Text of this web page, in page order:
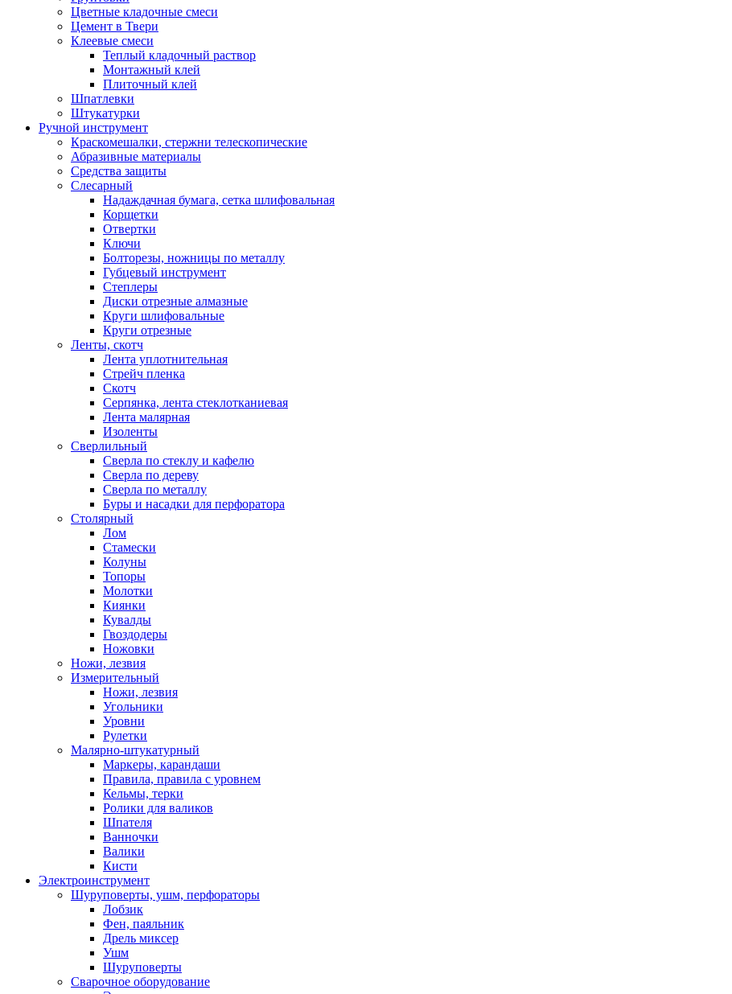
Цветные кладочные смеси
Цемент в Твери
Клеевые смеси
Теплый кладочный раствор
Монтажный клей
Плиточный клей
Шпатлевки
Штукатурки
Ручной инструмент
Краскомешалки, стержни телескопические
Абразивные материалы
Средства защиты
Слесарный
Надаждачная бумага, сетка шлифовальная
Корщетки
Отвертки
Ключи
Болторезы, ножницы по металлу
Губцевый инструмент
Степлеры
Диски отрезные алмазные
Круги шлифовальные
Круги отрезные
Ленты, скотч
Лента уплотнительная
Стрейч пленка
Скотч
Серпянка, лента стеклотканиевая
Лента малярная
Изоленты
Сверлильный
Сверла по стеклу и кафелю
Сверла по дереву
Сверла по металлу
Буры и насадки для перфоратора
Столярный
Лом
Стамески
Колуны
Топоры
Молотки
Киянки
Кувалды
Гвоздодеры
Ножовки
Ножи, лезвия
Измерительный
Ножи, лезвия
Угольники
Уровни
Рулетки
Малярно-штукатурный
Маркеры, карандаши
Правила, правила с уровнем
Кельмы, терки
Ролики для валиков
Шпателя
Ванночки
Валики
Кисти
Электроинструмент
Шуруповерты, ушм, перфораторы
Лобзик
Фен, паяльник
Дрель миксер
Ушм
Шуруповерты
Сварочное оборудование